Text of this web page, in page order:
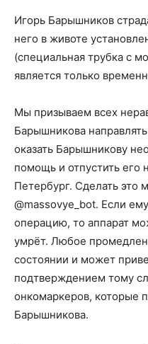
Игорь Барышников
него в животе
(специальная трубка с
является только
Мы призываем всех
Барышникова
оказать Барышникову
помощь и отпустить его
Петербург. Сделать это
@massovye_bot. Если
операцию, то аппарат
умрёт. Любое
состоянии и может
подтверждением тому
онкомаркеров, которые
Барышникова.